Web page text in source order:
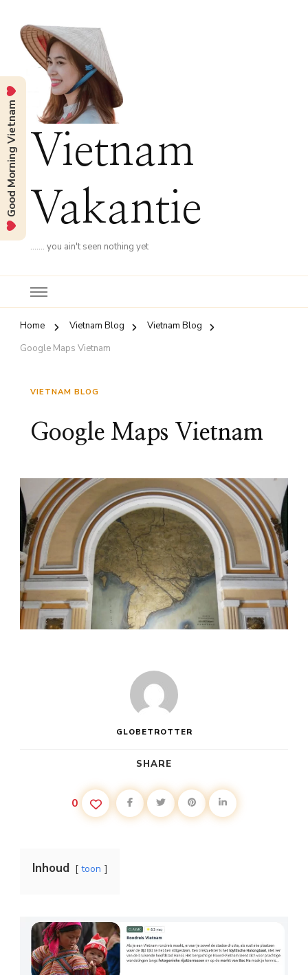
Vietnam
Vakantie
……. you ain't seen nothing yet
Home Vietnam Blog
Vietnam Blog
Google Maps Vietnam
VIETNAM BLOG
Google Maps Vietnam
GLOBETROTTER
SHARE
0
Inhoud toon
Good Morning Vietnam